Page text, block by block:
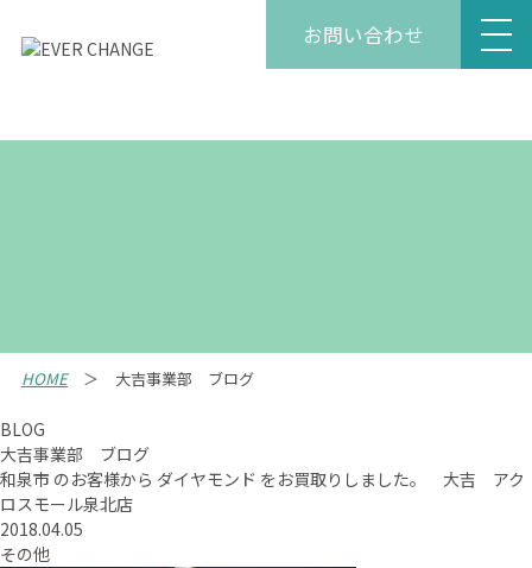
お問い合わせ
HOME 大吉事業部 ブログ
BLOG
大吉事業部 ブログ
和泉市 のお客様から ダイヤモンド をお買取りしました。 大吉 アク
ロスモール泉北店
2018.04.05
その他